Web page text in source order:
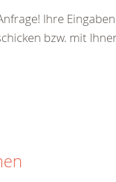
Ihre
bzw. mit